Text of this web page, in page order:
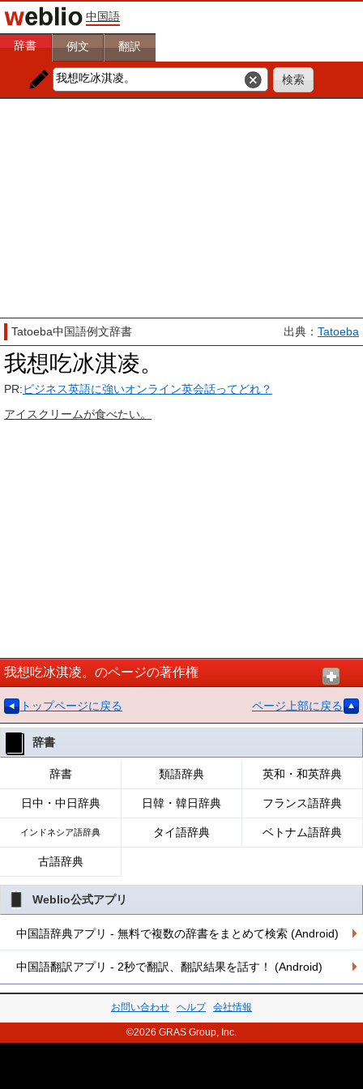
中国語
辞書 例文 翻訳
Tatoeba中国語例文辞書 出典： Tatoeba
我想吃冰淇凌。
PR:ビジネス英語に強いオンライン英会話ってどれ？
アイスクリームが食べたい。
我想吃冰淇凌。のページの著作権
トップページに戻る ページ上部に戻る
辞書
辞書 類語辞典 英和・和英辞典
日中・中日辞典 日韓・韓日辞典 フランス語辞典
インドネシア語辞典 タイ語辞典 ベトナム語辞典
古語辞典
Weblio公式アプリ
中国語辞典アプリ - 無料で複数の辞書をまとめて検索 (Android)
中国語翻訳アプリ - 2秒で翻訳、翻訳結果を話す！ (Android)
お問い合わせ ヘルプ 会社情報
©2026 GRAS Group, Inc.